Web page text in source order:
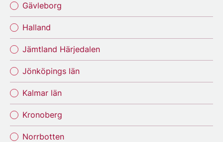
Gävleborg
Halland
Jämtland Härjedalen
Jönköpings län
Kalmar län
Kronoberg
Norrbotten